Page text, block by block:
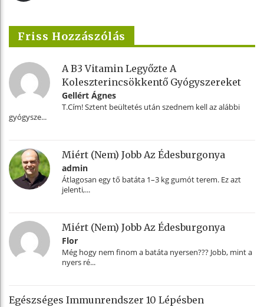
Friss Hozzászólás
A B3 Vitamin Legyőzte A
Koleszterincsökkentő Gyógyszereket
Gellért Ágnes
T.Cím! Sztent beültetés után szednem kell az alábbi
gyógysze...
Miért (nem) Jobb Az Édesburgonya
admin
Átlagosan egy tő batáta 1–3 kg gumót terem. Ez azt
jelenti,...
Miért (nem) Jobb Az Édesburgonya
Flor
Még hogy nem finom a batáta nyersen??? Jobb, mint a
nyers ré...
Egészséges Immunrendszer 10 Lépésben